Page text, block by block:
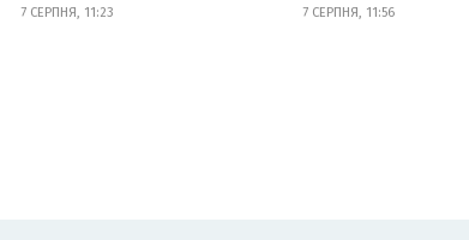
7 СЕРПНЯ, 11:23 7 СЕРПНЯ, 11:56